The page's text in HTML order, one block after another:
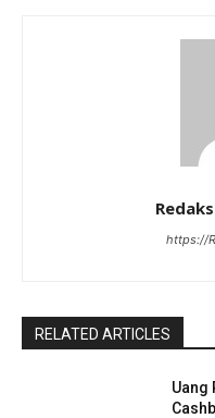
https://
RELATED ARTICLES
Uang